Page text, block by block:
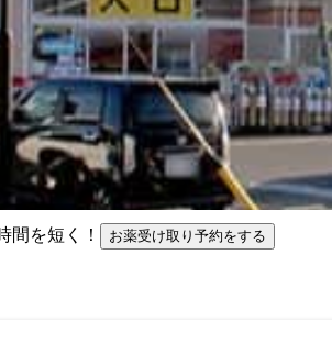
お薬受け取り予約をする